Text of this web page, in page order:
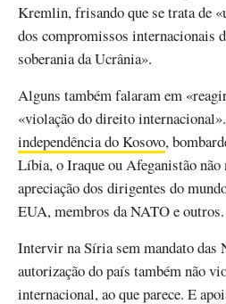
Kremlin, frisando que se trata de
dos compromissos internacionais
soberania da Ucrânia».
Alguns também falaram em
«violação do direito
independência do Kosovo,
Líbia, o Iraque ou Afeganistão não
apreciação dos dirigentes do
EUA, membros da NATO e outros.
Intervir na Síria sem mandato das
autorização do país também não
internacional, ao que parece. E